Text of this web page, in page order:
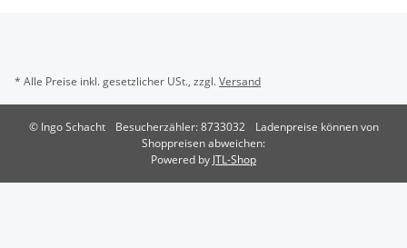
* Alle Preise inkl. gesetzlicher USt., zzgl.Versand
© Ingo Schacht Besucherzähler: 8733032
Ladenpreise können von
Shoppreisen abweichen:
Powered by JTL-Shop